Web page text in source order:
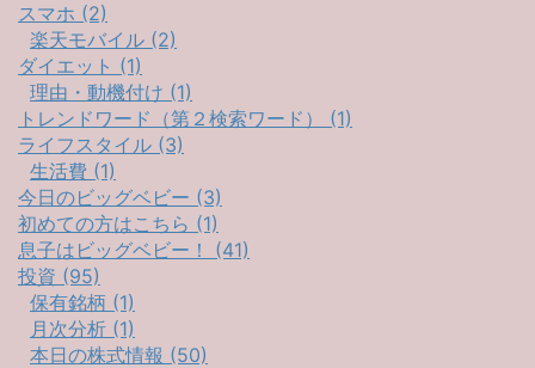
スマホ (2)
楽天モバイル (2)
ダイエット (1)
理由・動機付け (1)
トレンドワード（第２検索ワード） (1)
ライフスタイル (3)
生活費 (1)
今日のビッグベビー (3)
初めての方はこちら (1)
息子はビッグベビー！ (41)
投資 (95)
保有銘柄 (1)
月次分析 (1)
本日の株式情報 (50)